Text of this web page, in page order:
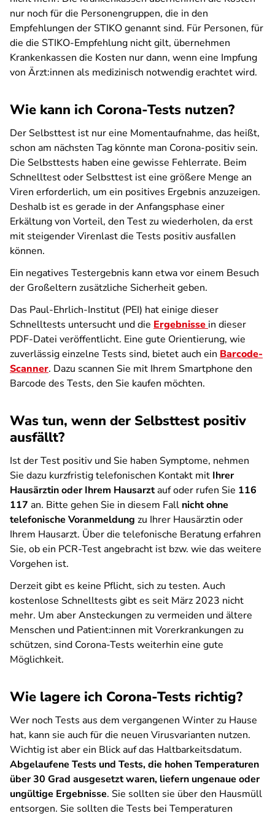
nur noch für die Personengruppen, die in den
Empfehlungen der STIKO genannt sind. Für Personen, für
die die STIKO-Empfehlung nicht gilt, übernehmen
Krankenkassen die Kosten nur dann, wenn eine Impfung
von Ärzt:innen als medizinisch notwendig erachtet wird.
Wie kann ich Corona-Tests nutzen?
Der Selbsttest ist nur eine Momentaufnahme, das heißt,
schon am nächsten Tag könnte man Corona-positiv sein.
Die Selbsttests haben eine gewisse Fehlerrate. Beim
Schnelltest oder Selbsttest ist eine größere Menge an
Viren erforderlich, um ein positives Ergebnis anzuzeigen.
Deshalb ist es gerade in der Anfangsphase einer
Erkältung von Vorteil, den Test zu wiederholen, da erst
mit steigender Virenlast die Tests positiv ausfallen
können.
Ein negatives Testergebnis kann etwa vor einem Besuch
der Großeltern zusätzliche Sicherheit geben.
Das Paul-Ehrlich-Institut (PEI) hat einige dieser
Schnelltests untersucht und die Ergebnisse in dieser
PDF-Datei veröffentlicht. Eine gute Orientierung, wie
zuverlässig einzelne Tests sind, bietet auch ein Barcode-
Scanner. Dazu scannen Sie mit Ihrem Smartphone den
Barcode des Tests, den Sie kaufen möchten.
Was tun, wenn der Selbsttest positiv
ausfällt?
Ist der Test positiv und Sie haben Symptome, nehmen
Sie dazu kurzfristig telefonischen Kontakt mit Ihrer
Hausärztin oder Ihrem Hausarztauf oder rufen Sie 116
117 an. Bitte gehen Sie in diesem Fall nicht ohne
telefonische Voranmeldung zu Ihrer Hausärztin oder
Ihrem Hausarzt. Über die telefonische Beratung erfahren
Sie, ob ein PCR-Test angebracht ist bzw. wie das weitere
Vorgehen ist.
Derzeit gibt es keine Pflicht, sich zu testen. Auch
kostenlose Schnelltests gibt es seit März 2023 nicht
mehr. Um aber Ansteckungen zu vermeiden und ältere
Menschen und Patient:innen mit Vorerkrankungen zu
schützen, sind Corona-Tests weiterhin eine gute
Möglichkeit.
Wie lagere ich Corona-Tests richtig?
Wer noch Tests aus dem vergangenen Winter zu Hause
hat, kann sie auch für die neuen Virusvarianten nutzen.
Wichtig ist aber ein Blick auf das Haltbarkeitsdatum.
Abgelaufene Tests und Tests, die hohen Temperaturen
über 30 Grad ausgesetzt waren, liefern ungenaue oder
ungültige Ergebnisse. Sie sollten sie über den Hausmüll
entsorgen. Sie sollten die Tests bei Temperaturen